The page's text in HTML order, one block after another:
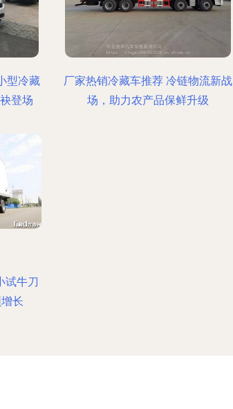
型冷藏
登场
厂家热销冷藏车推荐 冷链物流新战
场，助力农产品保鲜升级
试牛刀
长